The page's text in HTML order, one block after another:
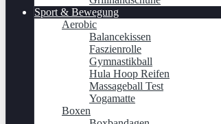
Sport & Bewegung
Aerobic
Balancekissen
Faszienrolle
Gymnastikball
Hula Hoop Reifen
Massageball Test
Yogamatte
Boxen